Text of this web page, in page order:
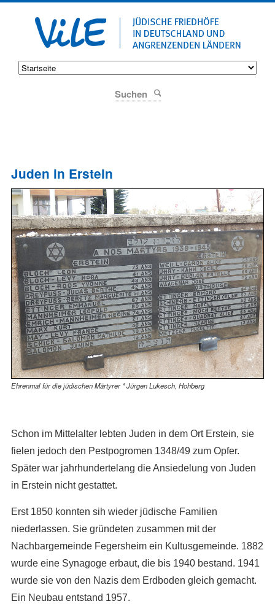
Juden in Erstein
Ehrenmal für die jüdischen Märtyrer * Jürgen Lukesch, Hohberg
Schon im Mittelalter lebten Juden in dem Ort Erstein, sie
fielen jedoch den Pestpogromen 1348/49 zum Opfer.
Später war jahrhundertelang die Ansiedelung von Juden
in Erstein nicht gestattet.
Erst 1850 konnten sih wieder jüdische Familien
niederlassen. Sie gründeten zusammen mit der
Nachbargemeinde Fegersheim ein Kultusgemeinde. 1882
wurde eine Synagoge erbaut, die bis 1940 bestand. 1941
wurde sie von den Nazis dem Erdboden gleich gemacht.
Ein Neubau entstand 1957.